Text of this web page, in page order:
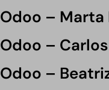
Odoo – Marta
Odoo –
Odoo –